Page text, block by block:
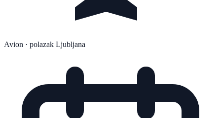
Avion · polazak Ljubljana